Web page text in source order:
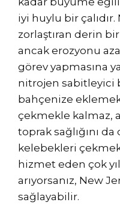
iyi huylu bir
zorlaştıran derin
ancak erozyonu
görev yapmasına
nitrojen sabitleyici
bahçenize
çekmekle kalmaz,
toprak sağlığını
kelebekleri
hizmet eden çok
arıyorsanız, New
sağlayabilir.